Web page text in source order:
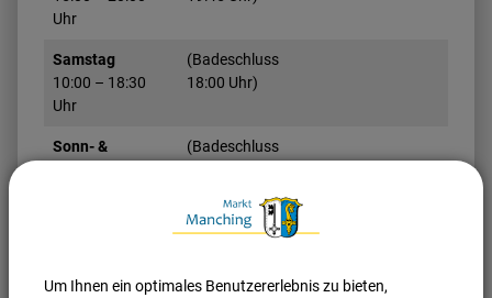
Uhr
Samstag
10:00 – 18:30
Uhr
(Badeschluss
18:00 Uhr)
Sonn- &
(Badeschluss
(140,07 KB)
Um Ihnen ein optimales Benutzererlebnis zu bieten,